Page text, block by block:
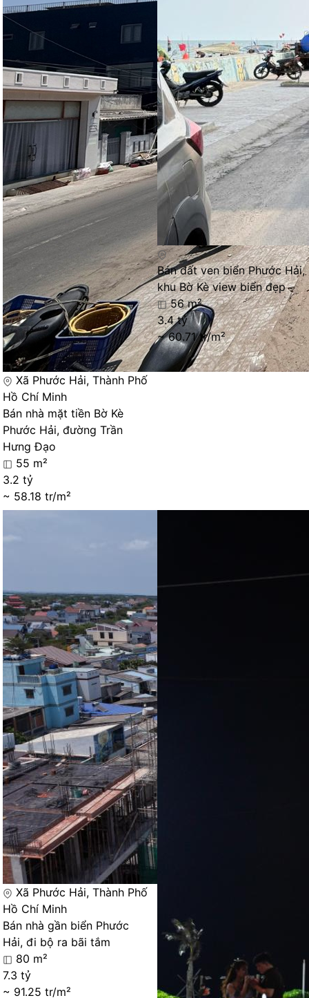
Xã Phước Hải, Thành Phố
Hồ Chí Minh
Bán nhà mặt tiền Bờ Kè
Phước Hải, đường Trần
Hưng Đạo
55 m²
3.2 tỷ
~ 58.18 tr/m²
Bán đất ven biển Phước Hải,
khu Bờ Kè view biển đẹp
56 m²
3.4 tỷ
~ 60.71 tr/m²
Xã Phước Hải, Thành Phố
Hồ Chí Minh
Bán nhà gần biển Phước
Hải, đi bộ ra bãi tắm
80 m²
7.3 tỷ
~ 91.25 tr/m²